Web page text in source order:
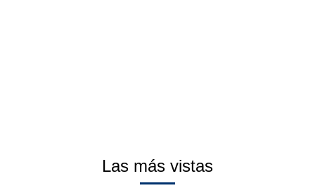
Las más vistas